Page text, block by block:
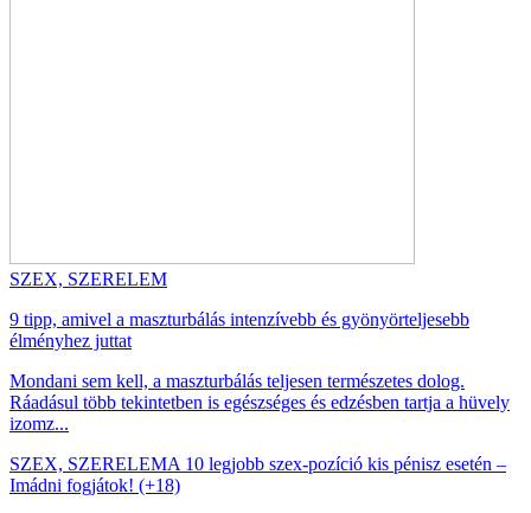
SZEX, SZERELEM
9 tipp, amivel a maszturbálás intenzívebb és gyönyörteljesebb
élményhez juttat
Mondani sem kell, a maszturbálás teljesen természetes dolog.
Ráadásul több tekintetben is egészséges és edzésben tartja a hüvely
izomz...
SZEX, SZERELEMA 10 legjobb szex-pozíció kis pénisz esetén –
Imádni fogjátok! (+18)